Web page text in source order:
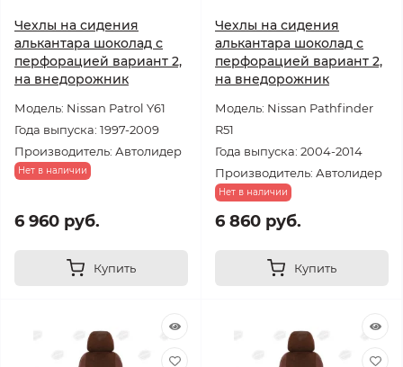
Чехлы на сидения
алькантара шоколад с
перфорацией вариант 2,
на внедорожник
Модель: Nissan Patrol Y61
Года выпуска: 1997-2009
Производитель: Автолидер
Нет в наличии
6 960 руб.
Купить
Чехлы на сидения
алькантара шоколад с
перфорацией вариант 2,
на внедорожник
Модель: Nissan Pathfinder
R51
Года выпуска: 2004-2014
Производитель: Автолидер
Нет в наличии
6 860 руб.
Купить